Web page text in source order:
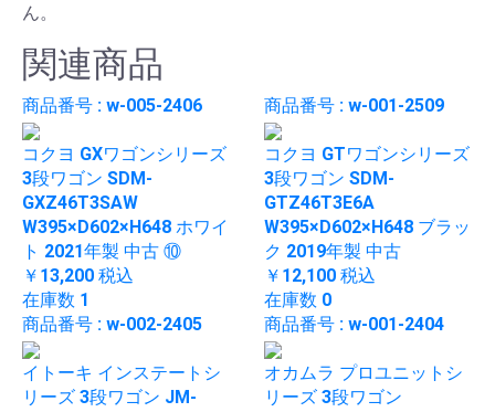
ん。
関連商品
商品番号 : w-005-2406
コクヨ GXワゴンシリーズ
3段ワゴン SDM-
GXZ46T3SAW
W395×D602×H648 ホワイ
ト 2021年製 中古 ⑩
￥13,200 税込
在庫数 1
商品番号 : w-001-2509
コクヨ GTワゴンシリーズ
3段ワゴン SDM-
GTZ46T3E6A
W395×D602×H648 ブラッ
ク 2019年製 中古
￥12,100 税込
在庫数 0
商品番号 : w-002-2405
イトーキ インステートシ
リーズ 3段ワゴン JM-
商品番号 : w-001-2404
オカムラ プロユニットシ
リーズ 3段ワゴン